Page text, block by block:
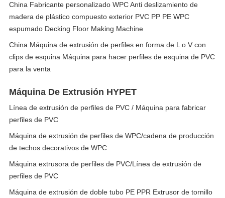
China Fabricante personalizado WPC Anti deslizamiento de
madera de plástico compuesto exterior PVC PP PE WPC
espumado Decking Floor Making Machine
China Máquina de extrusión de perfiles en forma de L o V con
clips de esquina Máquina para hacer perfiles de esquina de PVC
para la venta
Máquina De Extrusión HYPET
Línea de extrusión de perfiles de PVC / Máquina para fabricar
perfiles de PVC
Máquina de extrusión de perfiles de WPC/cadena de producción
de techos decorativos de WPC
Máquina extrusora de perfiles de PVC/Línea de extrusión de
perfiles de PVC
Máquina de extrusión de doble tubo PE PPR Extrusor de tornillo